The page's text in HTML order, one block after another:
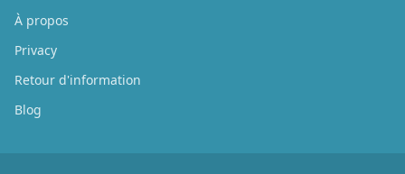
À propos
Privacy
Retour d'information
Blog